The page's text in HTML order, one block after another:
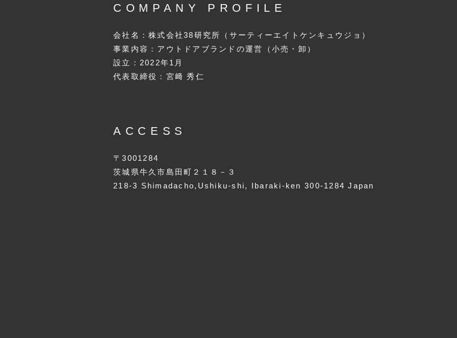
COMPANY PROFILE
会社名：株式会社38研究所（サーティーエイトケンキュウジョ）
事業内容：アウトドアブランドの運営（小売・卸）
設立：2022年1月
代表取締役：宮﨑 秀仁
ACCESS
〒3001284
茨城県牛久市島田町２１８－３
218-3 Shimadacho,Ushiku-shi, Ibaraki-ken 300-1284 Japan